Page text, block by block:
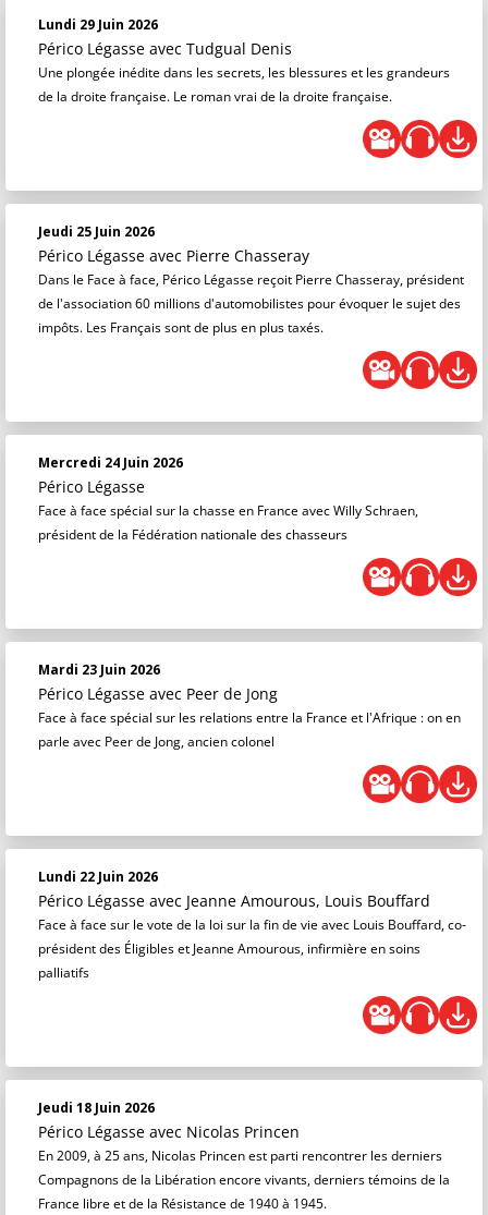
Lundi 29 Juin 2026
Périco Légasse avec Tudgual Denis
Une plongée inédite dans les secrets, les blessures et les grandeurs
de la droite française. Le roman vrai de la droite française.
Jeudi 25 Juin 2026
Périco Légasse avec Pierre Chasseray
Dans le Face à face, Périco Légasse reçoit Pierre Chasseray, président
de l'association 60 millions d'automobilistes pour évoquer le sujet des
impôts. Les Français sont de plus en plus taxés.
Mercredi 24 Juin 2026
Périco Légasse
Face à face spécial sur la chasse en France avec Willy Schraen,
président de la Fédération nationale des chasseurs
Mardi 23 Juin 2026
Périco Légasse avec Peer de Jong
Face à face spécial sur les relations entre la France et l'Afrique : on en
parle avec Peer de Jong, ancien colonel
Lundi 22 Juin 2026
Périco Légasse avec Jeanne Amourous, Louis Bouffard
Face à face sur le vote de la loi sur la fin de vie avec Louis Bouffard, co-
président des Éligibles et Jeanne Amourous, infirmière en soins
palliatifs
Jeudi 18 Juin 2026
Périco Légasse avec Nicolas Princen
En 2009, à 25 ans, Nicolas Princen est parti rencontrer les derniers
Compagnons de la Libération encore vivants, derniers témoins de la
France libre et de la Résistance de 1940 à 1945.